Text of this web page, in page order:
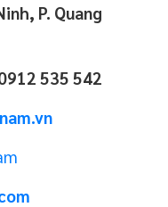
P. Quang
535 542